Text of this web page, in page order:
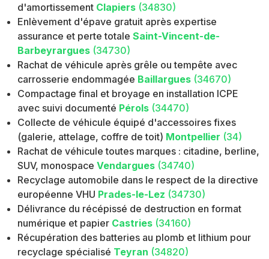
d'amortissement Clapiers (34830)
Enlèvement d'épave gratuit après expertise
assurance et perte totale Saint-Vincent-de-
Barbeyrargues (34730)
Rachat de véhicule après grêle ou tempête avec
carrosserie endommagée Baillargues (34670)
Compactage final et broyage en installation ICPE
avec suivi documenté Pérols (34470)
Collecte de véhicule équipé d'accessoires fixes
(galerie, attelage, coffre de toit) Montpellier (34)
Rachat de véhicule toutes marques : citadine, berline,
SUV, monospace Vendargues (34740)
Recyclage automobile dans le respect de la directive
européenne VHU Prades-le-Lez (34730)
Délivrance du récépissé de destruction en format
numérique et papier Castries (34160)
Récupération des batteries au plomb et lithium pour
recyclage spécialisé Teyran (34820)